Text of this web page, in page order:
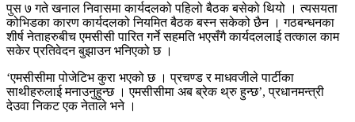
पुस ७ गते खनाल निवासमा कार्यदलको पहिलो बैठक बसेको थियो । त्यसयता
कोभिडका कारण कार्यदलको नियमित बैठक बस्न सकेको छैन । गठबन्धनका
शीर्ष नेताहरुबीच एमसीसी पारित गर्ने सहमति भएसँगै कार्यदललाई तत्काल काम
सकेर प्रतिवेदन बुझाउन भनिएको छ ।
‘एमसीसीमा पोजेटिभ कुरा भएको छ । प्रचण्ड र माधवजीले पार्टीका
साथीहरुलाई मनाउनुहुन्छ । एमसीसीमा अब ब्रेक थ्रु हुन्छ’, प्रधानमन्त्री
देउवा निकट एक नेताले भने ।